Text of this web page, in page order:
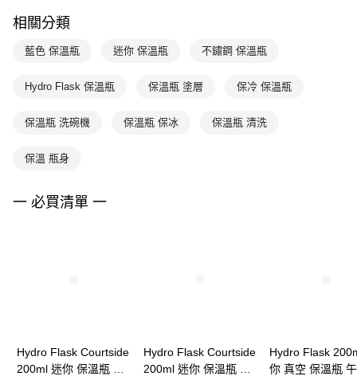
相關分類
藍色 保溫瓶 迷你 保溫瓶 不鏽鋼 保溫瓶
Hydro Flask 保溫瓶 保溫瓶 塗層 保冷 保溫瓶
保溫瓶 洗碗機 保溫瓶 保冰 保溫瓶 清洗
保溫 瓶身
一 必買清單 一
Hydro Flask Courtside
200ml 迷你 保溫瓶 草
Hydro Flask Courtside
200ml 迷你 保溫瓶 花
Hydro Flask
你 真空 保溫瓶